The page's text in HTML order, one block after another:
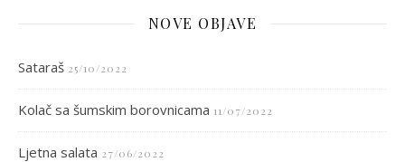
NOVE OBJAVE
Sataraš 25/10/2022
Kolač sa šumskim borovnicama 11/07/2022
Ljetna salata 27/06/2022